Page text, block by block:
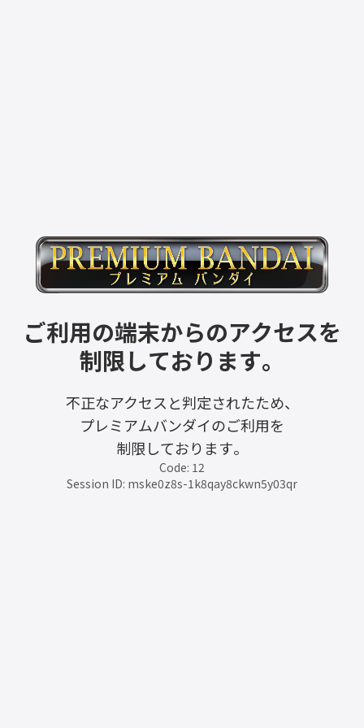
ご利用の端末からのアクセスを
制限しております。
不正なアクセスと判定されたため、
プレミアムバンダイのご利用を
制限しております。
Code: 12
Session ID: mske0z8s-1k8qay8ckwn5y03qr